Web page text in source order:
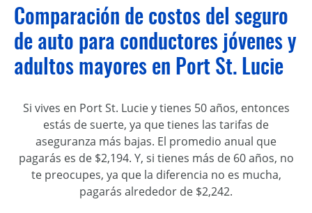
Comparación de costos del seguro
de auto para conductores jóvenes y
adultos mayores en Port St. Lucie
Si vives en Port St. Lucie y tienes 50 años, entonces
estás de suerte, ya que tienes las tarifas de
aseguranza más bajas. El promedio anual que
pagarás es de $2,194. Y, si tienes más de 60 años, no
te preocupes, ya que la diferencia no es mucha,
pagarás alrededor de $2,242.